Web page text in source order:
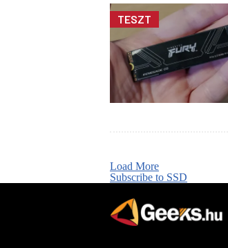
TESZT
Load More
Subscribe to SSD